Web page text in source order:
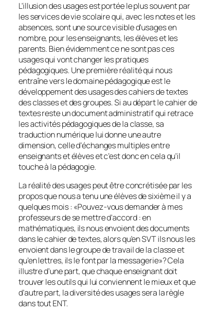
L’illusion des usages est portée le plus souvent par
les services de vie scolaire qui, avec les notes et les
absences, sont une source visible d’usages en
nombre, pour les enseignants, les élèves et les
parents. Bien évidemment ce ne sont pas ces
usages qui vont changer les pratiques
pédagogiques. Une première réalité qui nous
entraîne vers le domaine pédagogique est le
développement des usages des cahiers de textes
des classes et des groupes. Si au départ le cahier de
textes reste un document administratif qui retrace
les activités pédagogiques de la classe, sa
traduction numérique lui donne une autre
dimension, celle d’échanges multiples entre
enseignants et élèves et c’est donc en cela qu’il
touche à la pédagogie.
La réalité des usages peut être concrétisée par les
propos que nous a tenu une élèves de sixième il y a
quelques mois : «Pouvez-vous demander à mes
professeurs de se mettre d’accord : en
mathématiques, ils nous envoient des documents
dans le cahier de textes, alors qu’en SVT ils nous les
envoient dans le groupe de travail de la classe et
qu’en lettres, ils le font par la messagerie»? Cela
illustre d’une part, que chaque enseignant doit
trouver les outils qui lui conviennent le mieux et que
d’autre part, la diversité des usages sera la règle
dans tout ENT.